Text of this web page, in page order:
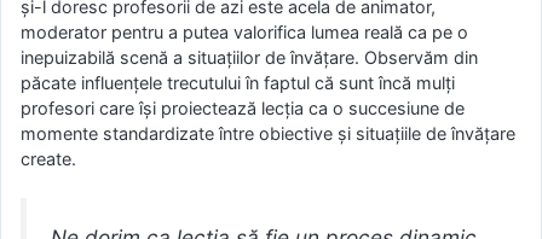
şi-l doresc profesorii de azi este acela de animator,
moderator pentru a putea valorifica lumea reală ca pe o
inepuizabilă scenă a situaţiilor de învăţare. Observăm din
păcate influenţele trecutului în faptul că sunt încă mulţi
profesori care îşi proiectează lecţia ca o succesiune de
momente standardizate între obiective şi situaţiile de învăţare
create.